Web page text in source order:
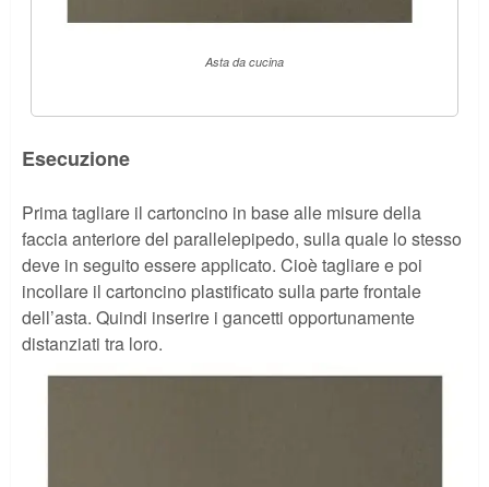
Asta da cucina
Esecuzione
Prima tagliare il cartoncino in base alle misure della
faccia anteriore del parallelepipedo, sulla quale lo stesso
deve in seguito essere applicato. Cioè tagliare e poi
incollare il cartoncino plastificato sulla parte frontale
dell’asta. Quindi inserire i gancetti opportunamente
distanziati tra loro.